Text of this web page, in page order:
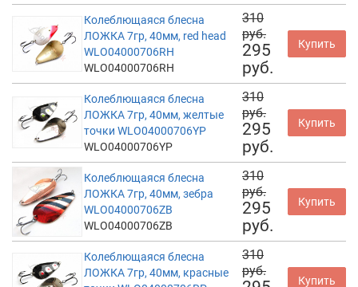
Колеблющаяся блесна
ЛОЖКА 7гр, 40мм, red head
WLO04000706RH
WLO04000706RH
310
руб.
295
руб.
Купить
Колеблющаяся блесна
ЛОЖКА 7гр, 40мм, желтые
точки WLO04000706YP
WLO04000706YP
310
руб.
295
руб.
Купить
Колеблющаяся блесна
ЛОЖКА 7гр, 40мм, зебра
WLO04000706ZB
WLO04000706ZB
310
руб.
295
руб.
Купить
Колеблющаяся блесна
ЛОЖКА 7гр, 40мм, красные
310
руб.
Купить